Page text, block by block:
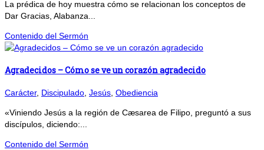
La prédica de hoy muestra cómo se relacionan los conceptos de
Dar Gracias, Alabanza...
Contenido del Sermón
Agradecidos – Cómo se ve un corazón agradecido
Carácter, Discipulado, Jesús, Obediencia
«Viniendo Jesús a la región de Cæsarea de Filipo, preguntó a sus
discípulos, diciendo:...
Contenido del Sermón